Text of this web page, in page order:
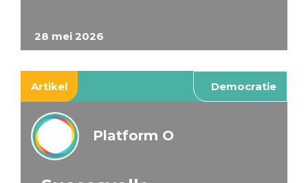
28 mei 2026
Artikel Democratie
Platform O